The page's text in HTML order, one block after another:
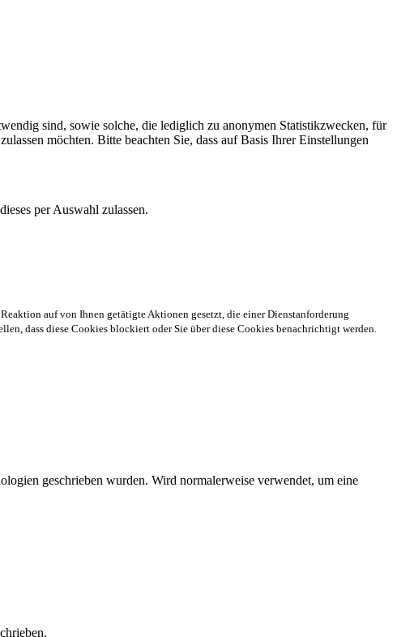
sind, sowie solche, die lediglich zu anonymen Statistikzwecken, für
möchten. Bitte beachten Sie, dass auf Basis Ihrer Einstellungen
per Auswahl zulassen.
auf von Ihnen getätigte Aktionen gesetzt, die einer Dienstanforderung
dass diese Cookies blockiert oder Sie über diese Cookies benachrichtigt werden.
geschrieben wurden. Wird normalerweise verwendet, um eine